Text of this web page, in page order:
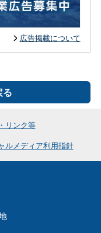
広告掲載について
る
リンク等
ルメディア利用指針